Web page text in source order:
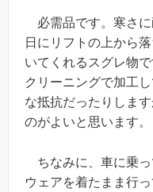
必需品です。寒さに
日にリフトの上から
いてくれるスグレ物
クリーニングで加工
な抵抗だったりしま
のがよいと思います。
ちなみに、車に乗っ
ウェアを着たまま行